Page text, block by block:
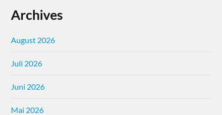
Archives
August 2026
Juli 2026
Juni 2026
Mai 2026